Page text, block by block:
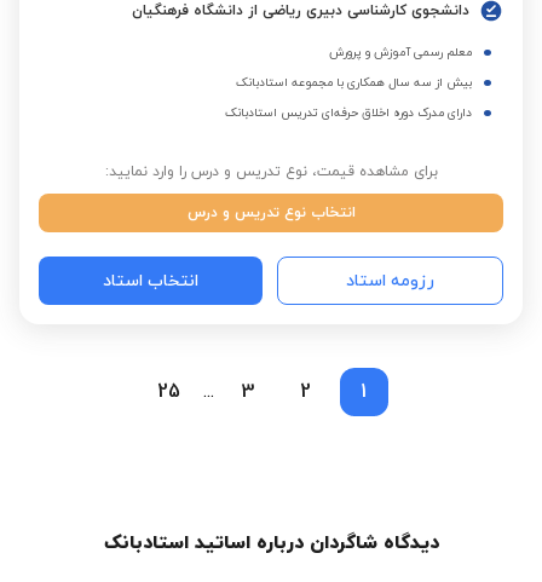
دانشجوی کارشناسی دبیری ریاضی از دانشگاه فرهنگیان
معلم رسمی آموزش و پرورش
بیش از سه سال همکاری با مجموعه استادبانک
دارای مدرک دوره اخلاق حرفه‌ای تدریس استادبانک
برای مشاهده قیمت، نوع تدریس و درس را وارد نمایید:
انتخاب نوع تدریس و درس
رزومه استاد انتخاب استاد
1
2
3
...
25
دیدگاه شاگردان درباره اساتید استادبانک